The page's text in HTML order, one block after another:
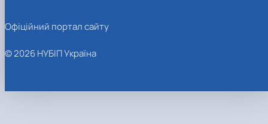
Офіційний портал сайту
© 2026 НУБІП Україна